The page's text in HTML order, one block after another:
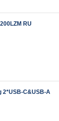
RU
2*USB-C&USB-A